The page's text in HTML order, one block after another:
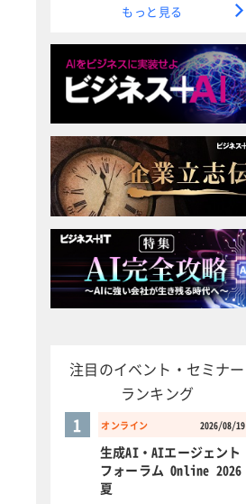
もっと見る
注目のイベント・セミナー
ランキング
オンライン 2026/08/19
1
生成AI・AIエージェント
フォーラム Online 2026
夏